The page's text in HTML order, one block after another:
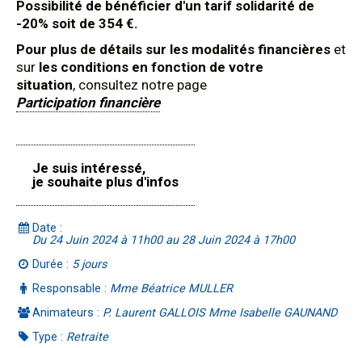
Possibilité de bénéficier d'un tarif solidarité de
-20% soit de 354 €.
Pour plus de détails sur les modalités financières et
sur les conditions en fonction de votre
situation, consultez notre page
Participation financière
Je suis intéressé,
je souhaite plus d'infos
Date :
Du 24 Juin 2024 à 11h00 au 28 Juin 2024 à 17h00
Durée : 5 jours
Responsable : Mme Béatrice MULLER
Animateurs : P. Laurent GALLOIS Mme Isabelle GAUNAND
Type : Retraite